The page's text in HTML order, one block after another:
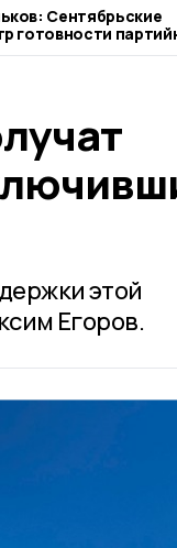
Сентябрьские
готовности
этой
Егоров.